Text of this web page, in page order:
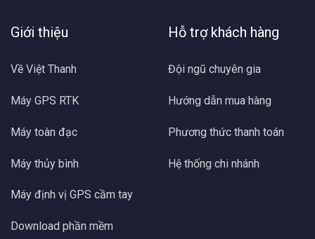
Giới thiệu
Về Việt Thanh
Máy GPS RTK
Máy toàn đạc
Máy thủy bình
Máy định vị GPS cầm tay
Download phần mềm
Hỗ trợ khách hàng
Đội ngũ chuyên gia
Hướng dẫn mua hàng
Phương thức thanh toán
Hệ thống chi nhánh